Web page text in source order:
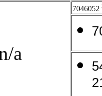
a
7046052